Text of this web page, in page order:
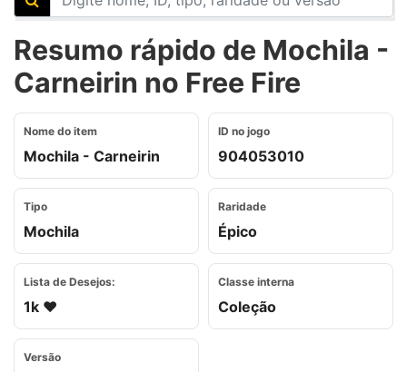
Resumo rápido de Mochila -
Carneirin no Free Fire
Nome do item
Mochila - Carneirin
ID no jogo
904053010
Tipo
Mochila
Raridade
Épico
Lista de Desejos:
1k ❤️
Classe interna
Coleção
Versão